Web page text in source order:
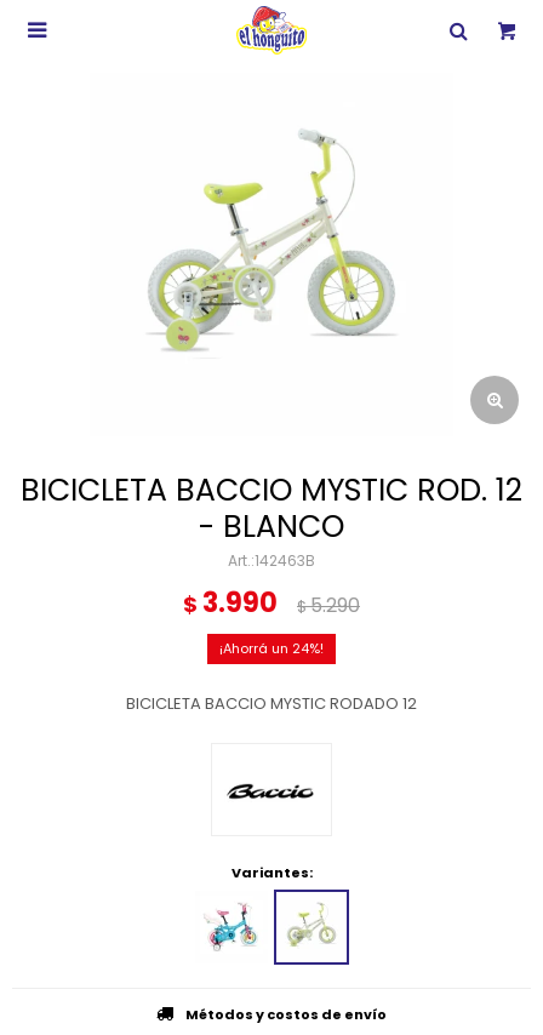

BICICLETA BACCIO MYSTIC ROD. 12
- BLANCO
142463B
$ 3.990 $5.290
24
BICICLETA BACCIO MYSTIC RODADO 12
Variantes:
Métodos y costos de envío